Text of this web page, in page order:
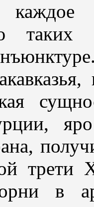
таких
трети
в